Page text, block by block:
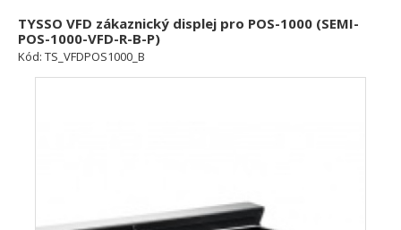
TYSSO VFD zákaznický displej pro POS-1000 (SEMI-
POS-1000-VFD-R-B-P)
Kód: TS_VFDPOS1000_B